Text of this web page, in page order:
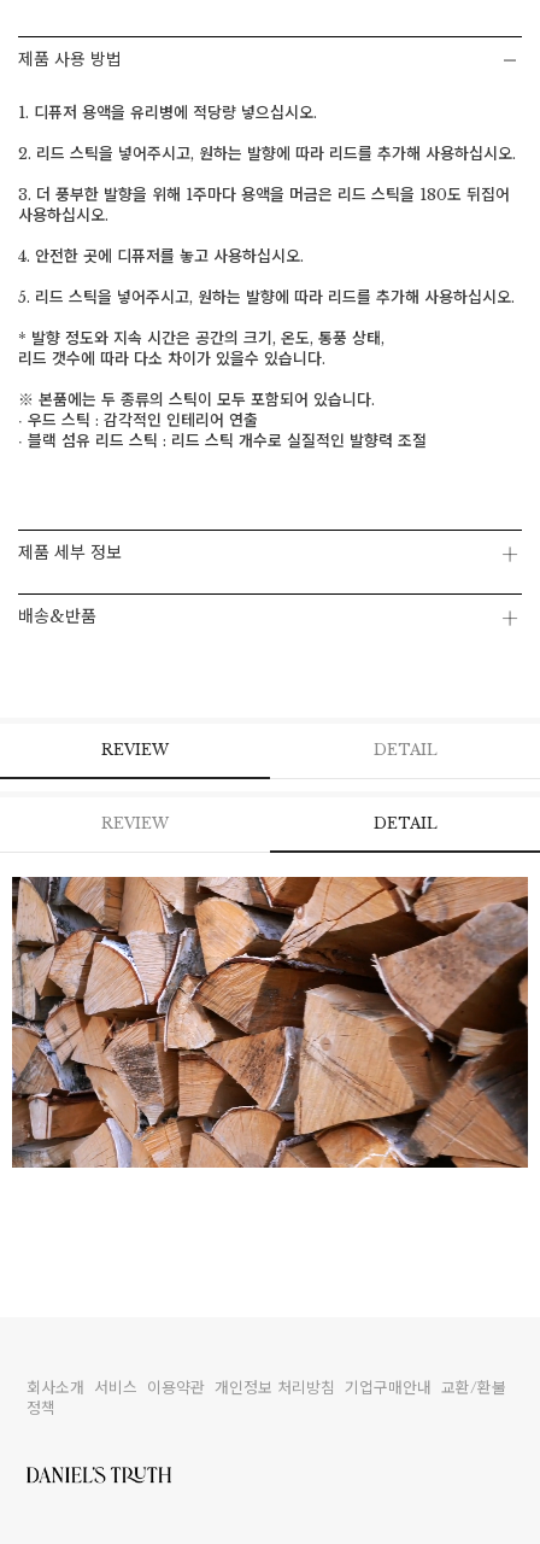
제품 사용 방법
1. 디퓨저 용액을 유리병에 적당량 넣으십시오.
2. 리드 스틱을 넣어주시고, 원하는 발향에 따라 리드를 추가해 사용하십시오.
3. 더 풍부한 발향을 위해 1주마다 용액을 머금은 리드 스틱을 180도 뒤집어
사용하십시오.
4. 안전한 곳에 디퓨저를 놓고 사용하십시오.
5. 리드 스틱을 넣어주시고, 원하는 발향에 따라 리드를 추가해 사용하십시오.
* 발향 정도와 지속 시간은 공간의 크기, 온도, 통풍 상태,
리드 갯수에 따라 다소 차이가 있을수 있습니다.
※ 본품에는 두 종류의 스틱이 모두 포함되어 있습니다.
∙ 우드 스틱 : 감각적인 인테리어 연출
∙ 블랙 섬유 리드 스틱 : 리드 스틱 개수로 실질적인 발향력 조절
제품 세부 정보
배송&반품
REVIEW DETAIL
REVIEW DETAIL
회사소개 서비스 이용약관 개인정보 처리방침 기업구매안내
교환/환불
정책